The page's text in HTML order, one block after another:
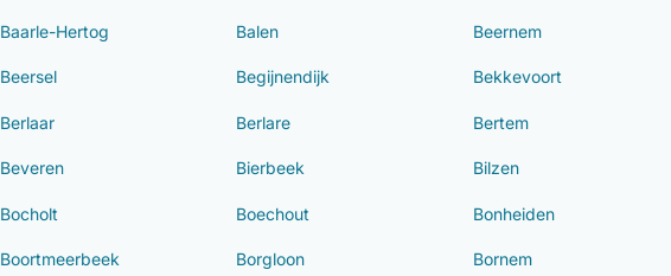
Baarle-Hertog Balen Beernem
Beersel Begijnendijk Bekkevoort
Berlaar Berlare Bertem
Beveren Bierbeek Bilzen
Bocholt Boechout Bonheiden
Boortmeerbeek Borgloon Bornem